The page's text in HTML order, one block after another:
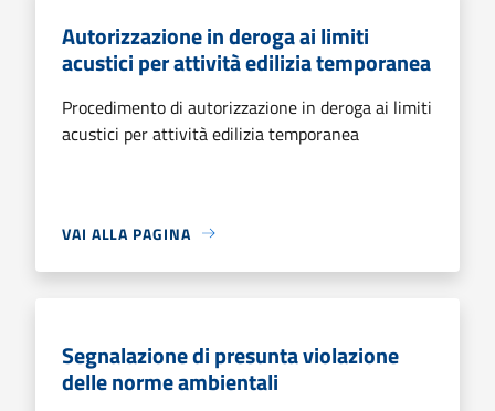
Autorizzazione in deroga ai limiti
acustici per attività edilizia temporanea
Procedimento di autorizzazione in deroga ai limiti
acustici per attività edilizia temporanea
VAI ALLA PAGINA
Segnalazione di presunta violazione
delle norme ambientali